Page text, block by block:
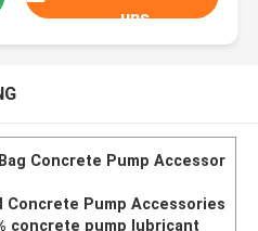
uns
Concrete Pump Accessor
Concrete Pump Accessories
concrete pump lubricant